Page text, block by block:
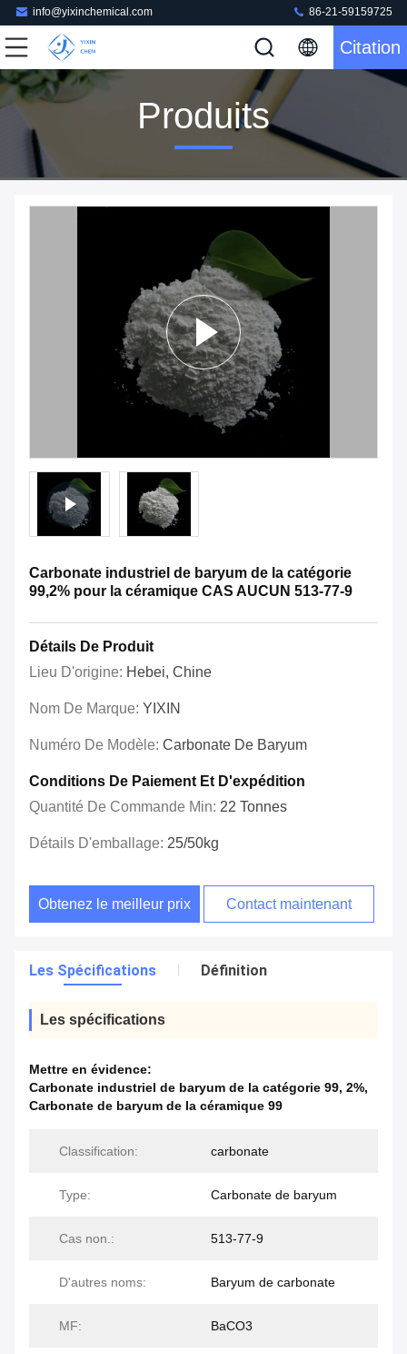
info@yixinchemical.com 86-21-59159725
Citation
Produits
Carbonate industriel de baryum de la catégorie
99,2% pour la céramique CAS AUCUN 513-77-9
Détails De Produit
Lieu D'origine: Hebei, Chine
Nom De Marque: YIXIN
Numéro De Modèle: Carbonate De Baryum
Conditions De Paiement Et D'expédition
Quantité De Commande Min: 22 Tonnes
Détails D'emballage: 25/50kg
Obtenez le meilleur prix Contact maintenant
Les Spécifications Définition
Les spécifications
Mettre en évidence:
Carbonate industriel de baryum de la catégorie 99, 2%,
Carbonate de baryum de la céramique 99
Classification: carbonate
Type: Carbonate de baryum
Cas non.: 513-77-9
D'autres noms: Baryum de carbonate
MF: BaCO3